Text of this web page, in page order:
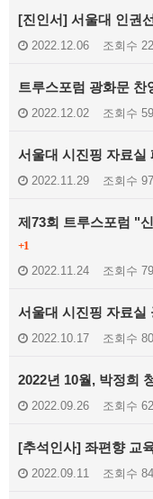
[진인서] 서울대 인권
2022.12.06 조회수
트루스포럼 광화문
2022.12.02 조회수
서울대 시진핑 자료실
2022.11.29 조회수
제73회 트루스포럼 "
+1
2022.11.24 조회수
서울대 시진핑 자료
2022.10.17 조회수
2022년 10월, 박정희
2022.09.26 조회수
[추석인사] 좌편향 교
2022.09.11 조회수